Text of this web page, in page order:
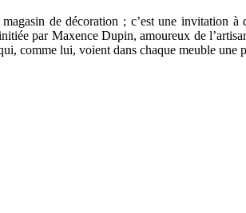
de décoration ; c’est une invitation
par Maxence Dupin, amoureux de
comme lui, voient dans chaque meuble une